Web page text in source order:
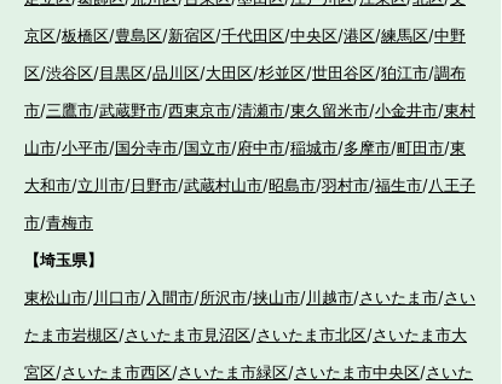
京区/板橋区/豊島区/新宿区/千代田区/中央区/港区/練馬区/中野
区/渋谷区/目黒区/品川区/大田区/杉並区/世田谷区/狛江市/調布
市/三鷹市/武蔵野市/西東京市/清瀬市/東久留米市/小金井市/東村
山市/小平市/国分寺市/国立市/府中市/稲城市/多摩市/町田市/東
大和市/立川市/日野市/武蔵村山市/昭島市/羽村市/福生市/八王子
市/青梅市
【埼玉県】
東松山市/川口市/入間市/所沢市/挟山市/川越市/さいたま市/さい
たま市岩槻区/さいたま市見沼区/さいたま市北区/さいたま市大
宮区/さいたま市西区/さいたま市緑区/さいたま市中央区/さいた